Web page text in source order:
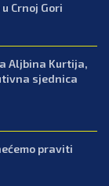
Crnoj Gori
Aljbina Kurtija,
sjednica
praviti